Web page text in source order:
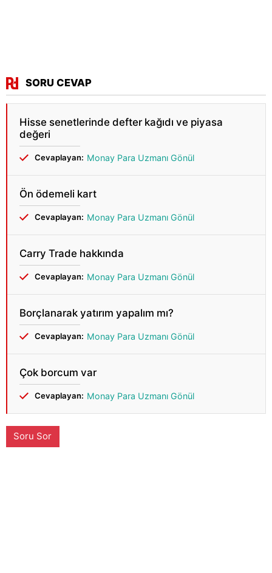
SORU CEVAP
Hisse senetlerinde defter kağıdı ve piyasa
değeri
Cevaplayan: Monay Para Uzmanı Gönül
Ön ödemeli kart
Cevaplayan: Monay Para Uzmanı Gönül
Carry Trade hakkında
Cevaplayan: Monay Para Uzmanı Gönül
Borçlanarak yatırım yapalım mı?
Cevaplayan: Monay Para Uzmanı Gönül
Çok borcum var
Cevaplayan: Monay Para Uzmanı Gönül
Soru Sor